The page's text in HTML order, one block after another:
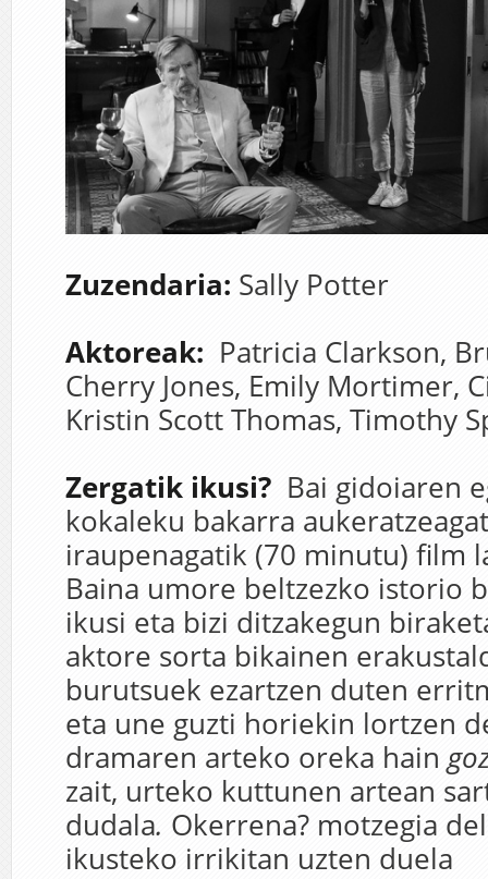
Zuzendaria: Sally Potter
Aktoreak: Patricia Clarkson,
Cherry Jones, Emily Mortimer,
Kristin Scott Thomas, Timothy
Zergatik ikusi? Bai gidoiaren
kokaleku bakarra
iraupenagatik (70 minutu) film
Baina umore beltzezko istorio
ikusi eta bizi ditzakegun
aktore sorta bikainen
burutsuek ezartzen duten
eta une guzti horiekin lortzen
dramaren arteko oreka hain
zait, urteko kuttunen artean
dudala. Okerrena? motzegia
ikusteko irrikitan uzten duela